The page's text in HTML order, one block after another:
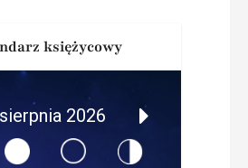
księżycowy
2026